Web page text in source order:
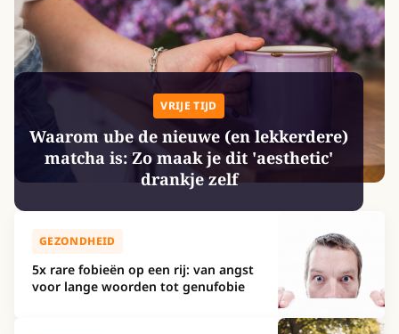
VRIJE TIJD
Waarom ube de nieuwe (en lekkerdere)
matcha is: Zo maak je dit 'aesthetic'
drankje zelf
GEZONDHEID
5x rare fobieën op een rij: van angst
voor lange woorden tot genufobie